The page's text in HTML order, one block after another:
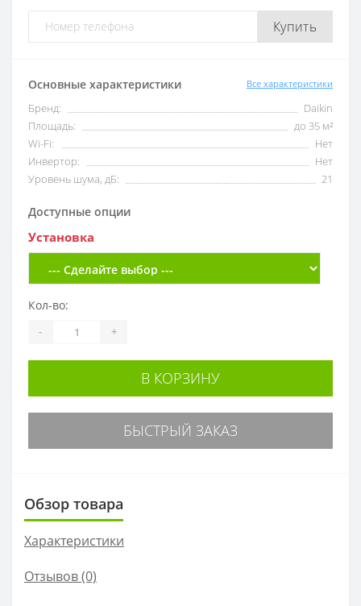
Купить
Основные характеристики Все характеристики
Бренд:
Daikin
Площадь:
до 35 м²
Wi-Fi:
Нет
Инвертор:
Нет
Уровень шума, дБ:
21
Доступные опции
Установка
Кол-во:
- +
В КОРЗИНУ
БЫСТРЫЙ ЗАКАЗ
Обзор товара
Характеристики
Отзывов (0)